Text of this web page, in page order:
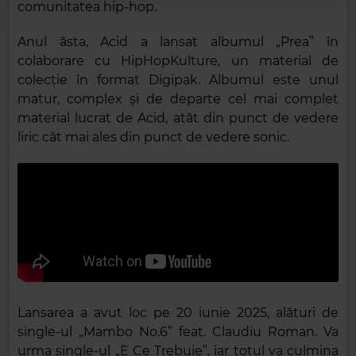
comunitatea hip-hop.
Anul ăsta, Acid a lansat albumul „Prea” în
colaborare cu HipHopKulture, un material de
colecție în format Digipak. Albumul este unul
matur, complex și de departe cel mai complet
material lucrat de Acid, atât din punct de vedere
liric cât mai ales din punct de vedere sonic.
Lansarea a avut loc pe 20 iunie 2025, alături de
single-ul „Mambo No.6” feat. Claudiu Roman. Va
urma single-ul „E Ce Trebuie”, iar totul va culmina